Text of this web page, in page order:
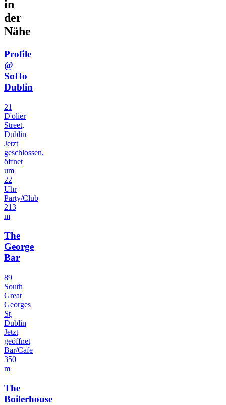
in
der
Nähe
Profile
@
SoHo
Dublin
21
D'olier
Street,
Dublin
Jetzt
geschlossen,
öffnet
um
22
Uhr
Party/Club
213
m
The
George
Bar
89
South
Great
Georges
St,
Dublin
Jetzt
geöffnet
Bar/Cafe
350
m
The
Boilerhouse